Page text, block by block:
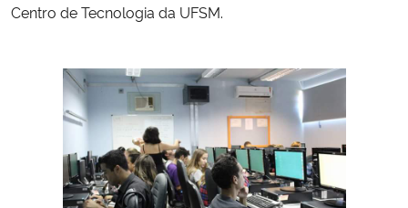
Secretaria de Governo
Gabinete de Segurança Institucional
Advocacia-Geral da União
Centro de Tecnologia da UFSM.